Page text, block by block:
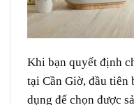
Khi bạn quyết định
tại Cần Giờ, đầu tiên
dụng để chọn được